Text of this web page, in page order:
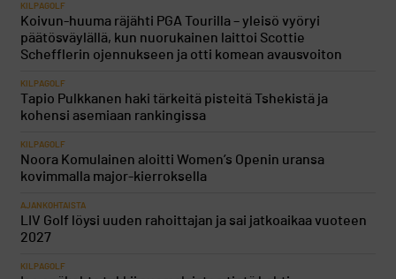
KILPAGOLF
Koivun-huuma räjähti PGA Tourilla – yleisö vyöryi
päätösväylällä, kun nuorukainen laittoi Scottie
Schefflerin ojennukseen ja otti komean avausvoiton
KILPAGOLF
Tapio Pulkkanen haki tärkeitä pisteitä Tshekistä ja
kohensi asemiaan rankingissa
KILPAGOLF
Noora Komulainen aloitti Women’s Openin uransa
kovimmalla major-kierroksella
AJANKOHTAISTA
LIV Golf löysi uuden rahoittajan ja sai jatkoaikaa vuoteen
2027
KILPAGOLF